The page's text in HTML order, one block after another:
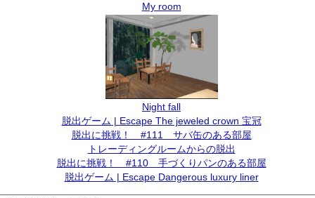
My room
Night fall
脱出ゲーム | Escape The jeweled crown 宝冠
脱出に挑戦！ #111 サバ缶のある部屋
トレーディングルームからの脱出
脱出に挑戦！ #110 手づくりパンのある部屋
脱出ゲーム | Escape Dangerous luxury liner